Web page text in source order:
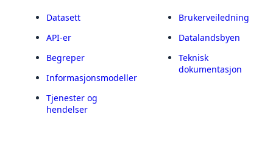
Datasett
API-er
Begreper
Informasjonsmodeller
Tjenester og
hendelser
Brukerveiledning
Datalandsbyen
Teknisk
dokumentasjon